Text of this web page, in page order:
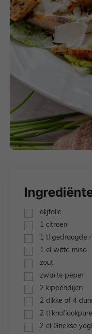
▢
olijfolie
▢1 citroen
▢1 tl gedroogde
▢1 el witte miso
▢
zout
▢
zwarte peper
▢
2 kippendijen
▢
2 dikke of 4
▢
2 tl
▢
2 el Griekse